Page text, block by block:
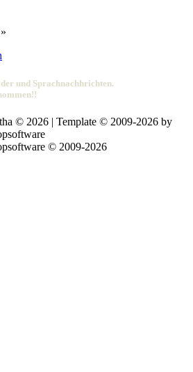
und Sprachnachhrichten.
© 2026 | Template © 2009-2026 by
© 2009-2026